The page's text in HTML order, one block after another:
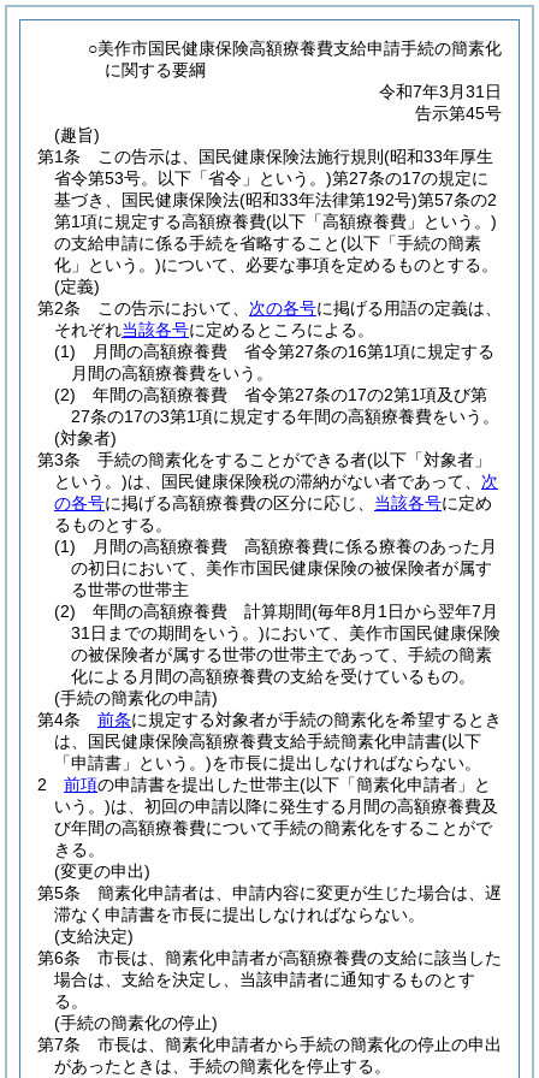
○美作市国民健康保険高額療養費支給申請手続の簡素化
に関する要綱
令和7年3月31日
告示第45号
(趣旨)
第1条
この告示は、国民健康保険法施行規則 (昭和33年厚生
省令第53号。以下「省令」という。)第27条の17の規定に
基づき、国民健康保険法(昭和33年法律第192号)第57条の2
第1項に規定する高額療養費(以下「高額療養費」という。)
の支給申請に係る手続を省略すること(以下「手続の簡素
化」という。)について、必要な事項を定めるものとする。
(定義)
第2条
この告示において、 次の各号に掲げる用語の定義は、
それぞれ当該各号に定めるところによる。
(1)
月間の高額療養費 省令第27条の16第1項に規定する
月間の高額療養費をいう。
(2)
年間の高額療養費 省令第27条の17の2第1項及び第
27条の17の3第1項に規定する年間の高額療養費をいう。
(対象者)
第3条
手続の簡素化をすることができる者(以下「対象者」
という。)は、国民健康保険税の滞納がない者であって、 次
の各号に掲げる高額療養費の区分に応じ、 当該各号に定め
るものとする。
(1)
月間の高額療養費 高額療養費に係る療養のあった月
の初日において、美作市国民健康保険の被保険者が属す
る世帯の世帯主
(2)
年間の高額療養費 計算期間(毎年8月1日から翌年7月
31日までの期間をいう。)において、美作市国民健康保険
の被保険者が属する世帯の世帯主であって、手続の簡素
化による月間の高額療養費の支給を受けているもの。
(手続の簡素化の申請)
第4条
前条に規定する対象者が手続の簡素化を希望するとき
は、国民健康保険高額療養費支給手続簡素化申請書(以下
「申請書」という。)を市長に提出しなければならない。
2
前項の申請書を提出した世帯主(以下「簡素化申請者」と
いう。)は、初回の申請以降に発生する月間の高額療養費及
び年間の高額療養費について手続の簡素化をすることがで
きる。
(変更の申出)
第5条
簡素化申請者は、申請内容に変更が生じた場合は、遅
滞なく申請書を市長に提出しなければならない。
(支給決定)
第6条
市長は、簡素化申請者が高額療養費の支給に該当した
場合は、支給を決定し、当該申請者に通知するものとす
る。
(手続の簡素化の停止)
第7条
市長は、簡素化申請者から手続の簡素化の停止の申出
があったときは、手続の簡素化を停止する。